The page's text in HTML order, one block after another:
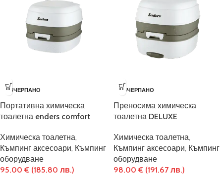
ИЗЧЕРПАНО
Портативна химическа
тоалетна enders comfort
Химическа тоалетна,
Къмпинг аксесоари, Къмпинг
оборудване
95.00€ (185.80 лв.)
ИЗЧЕРПАНО
Преносима химическа
тоалетна DELUXE
Химическа тоалетна,
Къмпинг аксесоари, Къмпинг
оборудване
98.00€ (191.67 лв.)